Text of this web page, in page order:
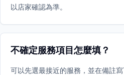
以店家確認為準。
不確定服務項目怎麼填？
可以先選最接近的服務，並在備註寫